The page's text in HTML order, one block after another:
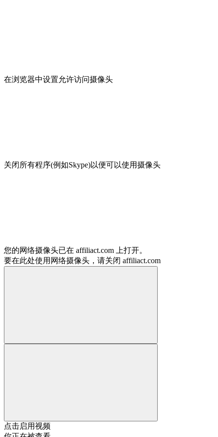
在浏览器中设置允许访问摄像头
关闭所有程序(例如Skype)以便可以使用摄像头
您的网络摄像头已在 affiliact.com 上打开。
要在此处使用网络摄像头，请关闭 affiliact.com
点击启用视频